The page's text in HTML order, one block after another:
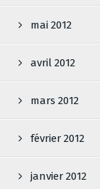
mai 2012
avril 2012
mars 2012
février 2012
janvier 2012